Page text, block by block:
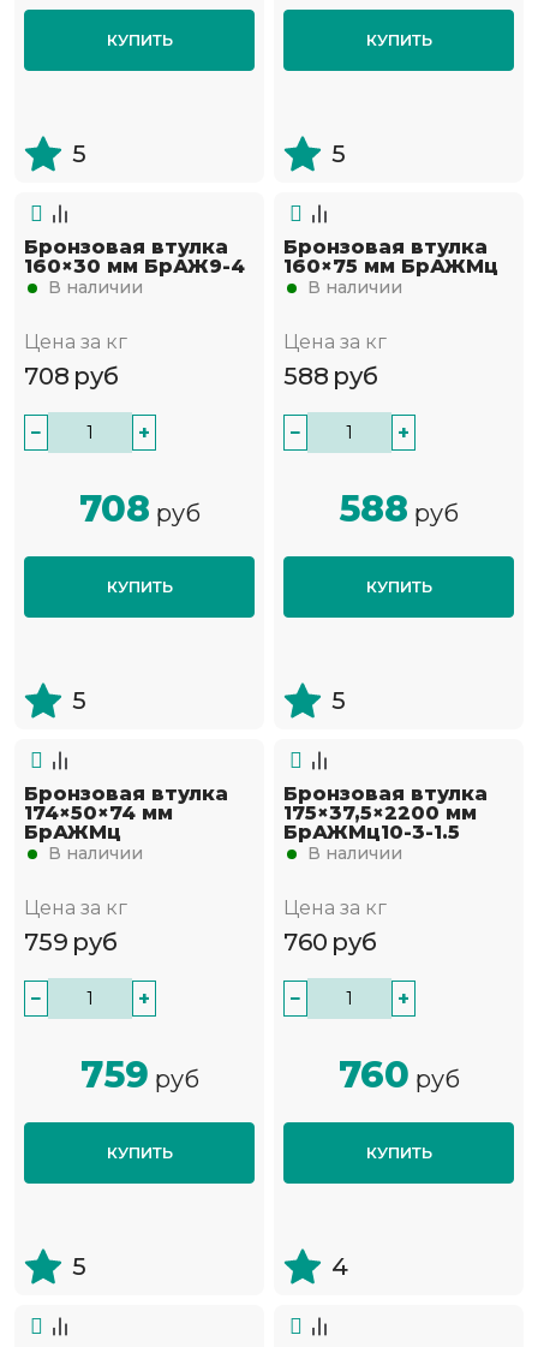
КУПИТЬ
5
КУПИТЬ
5
Бронзовая втулка
160×30 мм БрАЖ9-4
В наличии
Цена за кг
708 руб
− +
708 руб
КУПИТЬ
5
Бронзовая втулка
160×75 мм БрАЖМц
В наличии
Цена за кг
588 руб
− +
588 руб
КУПИТЬ
5
Бронзовая втулка
174×50×74 мм
БрАЖМц
В наличии
Цена за кг
759 руб
− +
759 руб
КУПИТЬ
5
Бронзовая втулка
175×37,5×2200 мм
БрАЖМц10-3-1.5
В наличии
Цена за кг
760 руб
− +
760 руб
КУПИТЬ
4